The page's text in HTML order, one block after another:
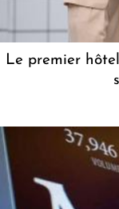
Le premier